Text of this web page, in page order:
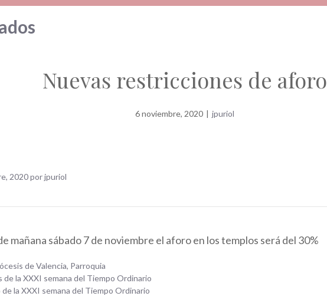
Nuevas restricciones de aforo
6 noviembre, 2020 | jpuriol
2020porjpuriol
mañana sábado 7 de noviembre el aforo en los templos será del 30%
de Valencia, Parroquia
de la XXXI semana del Tiempo Ordinario
de la XXXI semana del Tiempo Ordinario